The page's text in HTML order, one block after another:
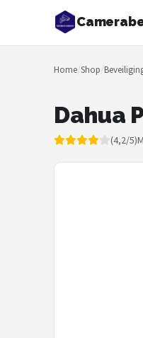
Zoeken
NAVIGATIE
Merken
Home/Shop/
Dahua
(4,2/5)